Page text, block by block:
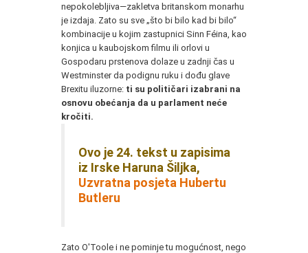
nepokolebljiva—zakletva britanskom monarhu
je izdaja. Zato su sve „što bi bilo kad bi bilo“
kombinacije u kojim zastupnici Sinn Féina, kao
konjica u kaubojskom filmu ili orlovi u
Gospodaru prstenova dolaze u zadnji čas u
Westminster da podignu ruku i dođu glave
Brexitu iluzorne: ti su političari izabrani na
osnovu obećanja da u parlament neće
kročiti.
Ovo je 24. tekst u zapisima
iz Irske Haruna Šiljka,
Uzvratna posjeta Hubertu
Butleru
Zato O'Toole i ne pominje tu mogućnost, nego